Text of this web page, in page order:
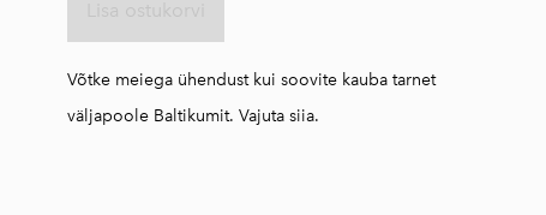
Võtke meiega ühendust kui soovite kauba tarnet
väljapoole Baltikumit. Vajuta siia.